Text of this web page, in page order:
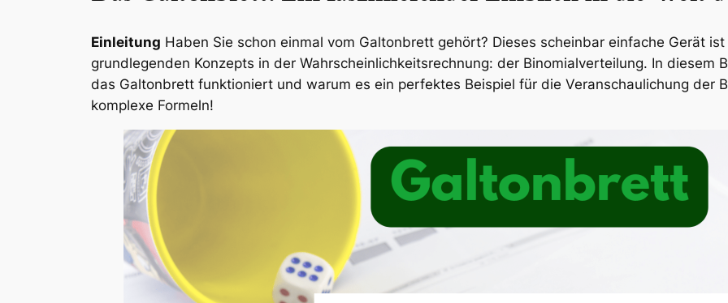
Einleitung Haben Sie schon einmal vom Galtonbrett gehört? Dieses scheinbar einfache Gerät
grundlegenden Konzepts in der Wahrscheinlichkeitsrechnung: der Binomialverteilung. In diesem
das Galtonbrett funktioniert und warum es ein perfektes Beispiel für die Veranschaulichung der
komplexe Formeln!